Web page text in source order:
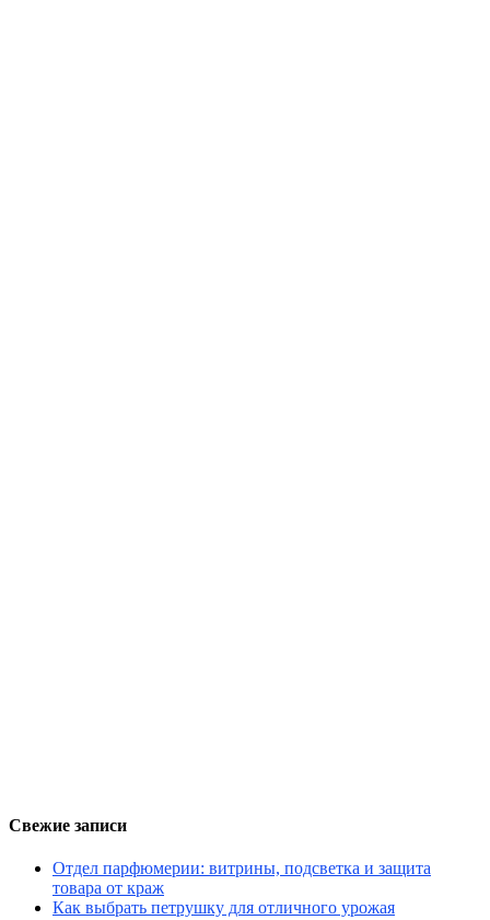
Свежие записи
Отдел парфюмерии: витрины, подсветка и защита
товара от краж
Как выбрать петрушку для отличного урожая